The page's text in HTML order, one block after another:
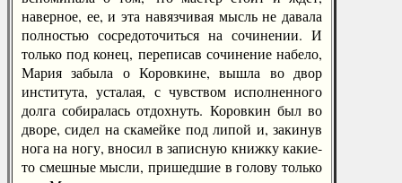
наверное, ее, и эта навязчивая мысль не давала
полностью сосредоточиться на сочинении. И
только под конец, переписав сочинение набело,
Мария забыла о Коровкине, вышла во двор
института, усталая, с чувством исполненного
долга собиралась отдохнуть. Коровкин был во
дворе, сидел на скамейке под липой и, закинув
нога на ногу, вносил в записную книжку какие-
то смешные мысли, пришедшие в голову только